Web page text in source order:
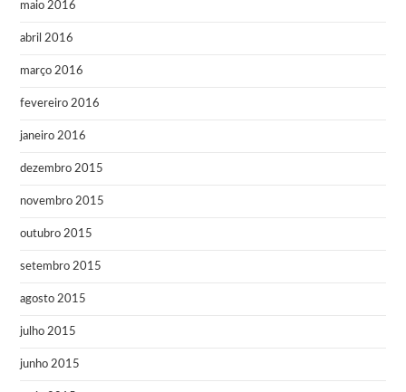
maio 2016
abril 2016
março 2016
fevereiro 2016
janeiro 2016
dezembro 2015
novembro 2015
outubro 2015
setembro 2015
agosto 2015
julho 2015
junho 2015